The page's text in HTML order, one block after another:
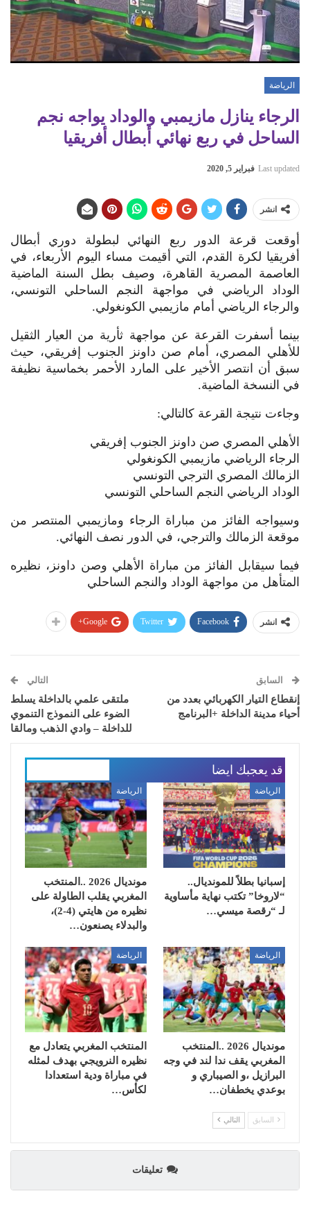
الرياضة
الرجاء ينازل مازيمبي والوداد يواجه نجم
الساحل في ربع نهائي أبطال أفريقيا
Last updated فبراير 5, 2020
انشر
أوقعت قرعة الدور ربع النهائي لبطولة دوري أبطال
أفريقيا لكرة القدم، التي أقيمت مساء اليوم الأربعاء، في
العاصمة المصرية القاهرة، وصيف بطل السنة الماضية
الوداد الرياضي في مواجهة النجم الساحلي التونسي،
والرجاء الرياضي أمام مازيمبي الكونغولي.
بينما أسفرت القرعة عن مواجهة ثأرية من العيار الثقيل
للأهلي المصري، أمام صن داونز الجنوب إفريقي، حيث
سبق أن انتصر الأخير على المارد الأحمر بخماسية نظيفة
في النسخة الماضية.
وجاءت نتيجة القرعة كالتالي:
الأهلي المصري صن داونز الجنوب إفريقي
الرجاء الرياضي مازيمبي الكونغولي
الزمالك المصري الترجي التونسي
الوداد الرياضي النجم الساحلي التونسي
وسيواجه الفائز من مباراة الرجاء ومازيمبي المنتصر من
موقعة الزمالك والترجي، في الدور نصف النهائي.
فيما سيقابل الفائز من مباراة الأهلي وصن داونز، نظيره
المتأهل من مواجهة الوداد والنجم الساحلي
انشر Facebook
Twitter
Google+
السابق
إنقطاع التيار الكهربائي بعدد من
أحياء مدينة الداخلة +البرنامج
التالي
ملتقى علمي بالداخلة يسلط
الضوء على النموذج التنموي
للداخلة – وادي الذهب ومالقا
قد يعجبك ايضا
الرياضة
إسبانيا بطلاً للمونديال..
“لاروخا” تكتب نهاية مأساوية
لـ “رقصة ميسي…
الرياضة
مونديال 2026 ..المنتخب
المغربي يقلب الطاولة على
نظيره من هايتي (4-2)،
والبدلاء يصنعون…
الرياضة
مونديال 2026 ..المنتخب
المغربي يقف ندا لند في وجه
البرازيل ،و الصيباري و
بوعدي يخطفان…
الرياضة
المنتخب المغربي يتعادل مع
نظيره النرويجي بهدف لمثله
في مباراة ودية استعدادا
لكأس…
السابق التالي
تعليقات